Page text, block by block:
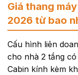
Giá thang
2026 từ bao
Cấu hình liên
cho nhà 2 tầng
Cabin kính kèm